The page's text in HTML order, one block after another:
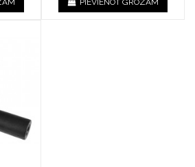
PIEVIENOT GROZAM